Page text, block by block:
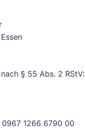
§ 55 Abs. 2 RStV:
0967 1266 6790 00